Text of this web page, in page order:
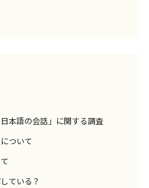
本語の会話」に関する調査
ついて
ている？